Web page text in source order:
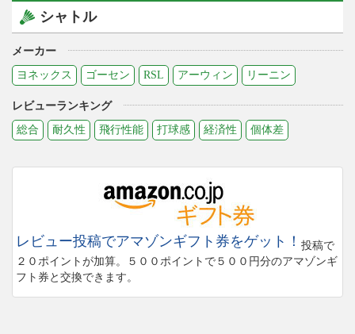
シャトル
メーカー
ヨネックス
ゴーセン RSL アーウィン リーニン
レビューランキング
総合
耐久性 飛行性能 打球感 経済性 個体差
レビュー投稿でアマゾンギフト券をゲット！ 投稿で
２０ポイントが加算。５００ポイントで５００円分のアマゾンギ
フト券と交換できます。